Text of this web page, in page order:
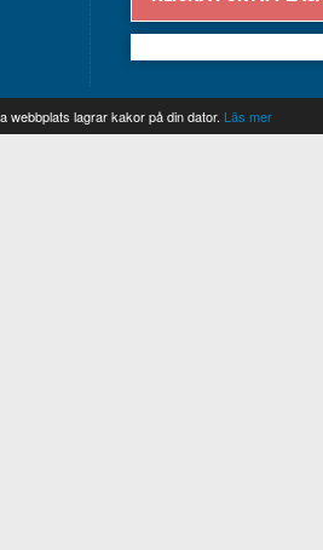
webbplats lagrar kakor på din dator. Läs mer